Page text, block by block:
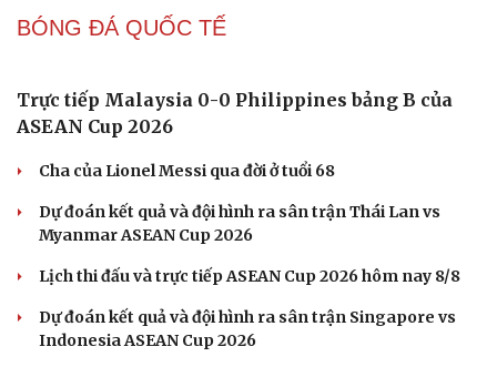
Hôm nay, khởi tranh giải pickleball danh giá tại Việt
BÓNG ĐÁ VIỆT NAM